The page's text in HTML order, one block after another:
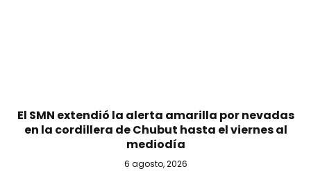
El SMN extendió la alerta amarilla por nevadas
en la cordillera de Chubut hasta el viernes al
mediodía
6 agosto, 2026